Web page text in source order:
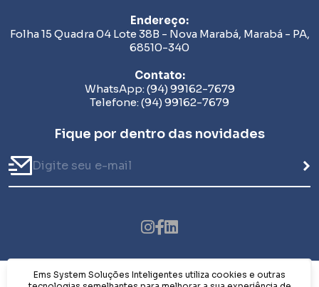
Ems System Soluções Inteligentes utiliza cookies e outras
Endereço:
Folha 15 Quadra 04 Lote 38B - Nova Marabá, Marabá - PA,
68510-340
Contato:
WhatsApp: (94) 99162-7679
Telefone: (94) 99162-7679
Fique por dentro das novidades
© 2026 Ems System Soluções Inteligentes. Todos os